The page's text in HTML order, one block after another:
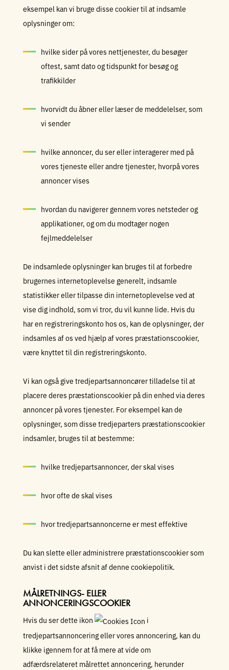
eksempel kan vi bruge disse cookier til at indsamle
oplysninger om:
hvilke sider på vores nettjenester, du besøger
oftest, samt dato og tidspunkt for besøg og
trafikkilder
hvorvidt du åbner eller læser de meddelelser, som
vi sender
hvilke annoncer, du ser eller interagerer med på
vores tjeneste eller andre tjenester, hvorpå vores
annoncer vises
hvordan du navigerer gennem vores netsteder og
applikationer, og om du modtager nogen
fejlmeddelelser
De indsamlede oplysninger kan bruges til at forbedre
brugernes internetoplevelse generelt, indsamle
statistikker eller tilpasse din internetoplevelse ved at
vise dig indhold, som vi tror, du vil kunne lide. Hvis du
har en registreringskonto hos os, kan de oplysninger, der
indsamles af os ved hjælp af vores præstationscookier,
være knyttet til din registreringskonto.
Vi kan også give tredjepartsannoncører tilladelse til at
placere deres præstationscookier på din enhed via deres
annoncer på vores tjenester. For eksempel kan de
oplysninger, som disse tredjeparters præstationscookier
indsamler, bruges til at bestemme:
hvilke tredjepartsannoncer, der skal vises
hvor ofte de skal vises
hvor tredjepartsannoncerne er mest effektive
Du kan slette eller administrere præstationscookier som
anvist i det sidste afsnit af denne cookiepolitik.
MÅLRETNINGS- ELLER
ANNONCERINGSCOOKIER
Hvis du ser dette ikon
i
tredjepartsannoncering eller vores annoncering, kan du
klikke igennem for at få mere at vide om
adfærdsrelateret målrettet annoncering, herunder